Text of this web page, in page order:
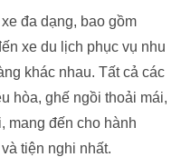
đa dạng, bao gồm
xe du lịch phục vụ nhu
khác nhau. Tất cả các
hòa, ghế ngồi thoải mái,
mang đến cho hành
tiện nghi nhất.